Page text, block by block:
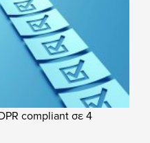
compliant σε 4